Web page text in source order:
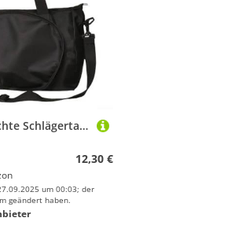
VRTYVEYBB Leichte Schlägertasche, perfekt für Tennis, Badminton und Pickleball-Ausrüstung (Schwarz, Größe S)
12,30 €
um 00:03; der
geändert haben.